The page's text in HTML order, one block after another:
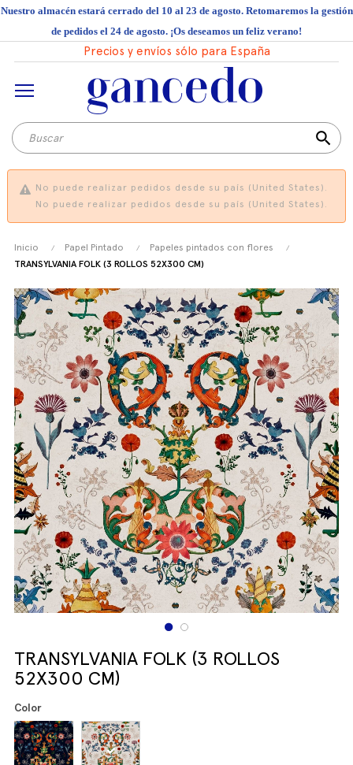
Nuestro almacén estará cerrado del 10 al 23 de agosto. Retomaremos la gestión
de pedidos el 24 de agosto. ¡Os deseamos un feliz verano!
Precios y envíos sólo para España
search
No puede realizar pedidos desde su país (United States).
No puede realizar pedidos desde su país (United States).
Inicio Papel Pintado
Papeles pintados con flores
TRANSYLVANIA FOLK (3 ROLLOS 52X300 CM)
TRANSYLVANIA FOLK (3 ROLLOS
52X300 CM)
Color